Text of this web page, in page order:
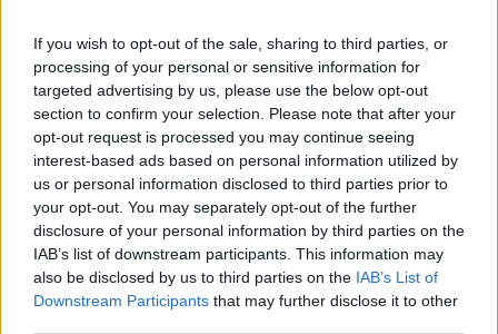
If you wish to opt-out of the sale, sharing to third parties, or
processing of your personal or sensitive information for
targeted advertising by us, please use the below opt-out
section to confirm your selection. Please note that after your
opt-out request is processed you may continue seeing
interest-based ads based on personal information utilized by
us or personal information disclosed to third parties prior to
your opt-out. You may separately opt-out of the further
disclosure of your personal information by third parties on the
IAB’s list of downstream participants. This information may
also be disclosed by us to third parties on the IAB’s List of
Downstream Participants that may further disclose it to other
Hőség és vízhiány - itatók feltöltésével segítik a
vadállományt a somogyi erdőkben